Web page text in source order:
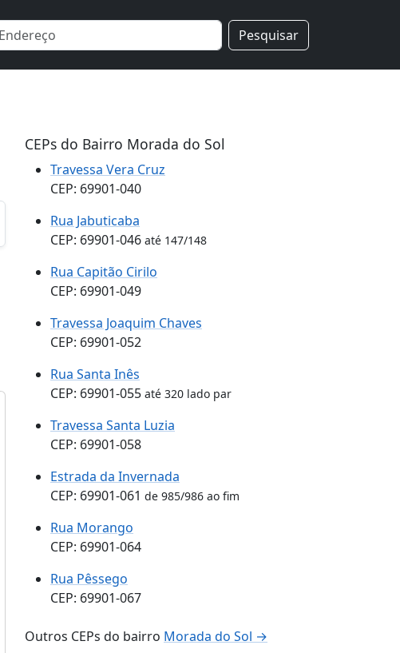
Pesquisar
CEPs do Bairro Morada do Sol
Travessa Vera Cruz
CEP: 69901-040
Rua Jabuticaba
CEP: 69901-046 até 147/148
Rua Capitão Cirilo
CEP: 69901-049
Travessa Joaquim Chaves
CEP: 69901-052
Rua Santa Inês
CEP: 69901-055 até 320 lado par
Travessa Santa Luzia
CEP: 69901-058
Estrada da Invernada
CEP: 69901-061 de 985/986 ao fim
Rua Morango
CEP: 69901-064
Rua Pêssego
CEP: 69901-067
Outros CEPs do bairro Morada do Sol →